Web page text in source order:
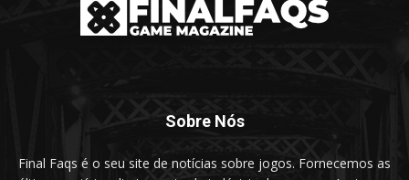
Sobre Nós
Final Faqs é o seu site de notícias sobre jogos. Fornecemos as